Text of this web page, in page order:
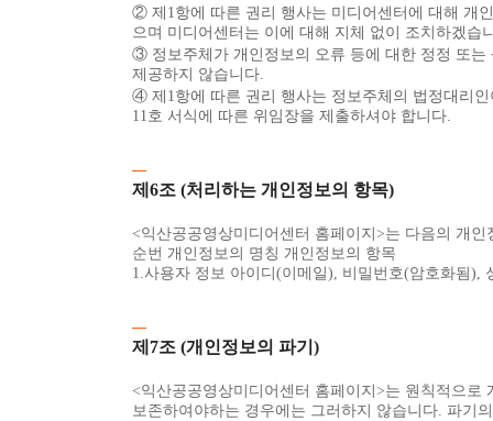
② 제1항에 따른 권리 행사는 미디어센터에 대해 개
으며 미디어센터는 이에 대해 지체 없이 조치하겠습
③ 정보주체가 개인정보의 오류 등에 대한 정정 또는
제공하지 않습니다.
④ 제1항에 따른 권리 행사는 정보주체의 법정대리
11호 서식에 따른 위임장을 제출하셔야 합니다.
제6조 (처리하는 개인정보의 항목)
<익산공공영상미디어센터 홈페이지>는 다음의 개
순번 개인정보의 명칭 개인정보의 항목
1.사용자 정보 아이디(이메일), 비밀번호(암호화됨),
제7조 (개인정보의 파기)
<익산공공영상미디어센터 홈페이지>는 원칙적으
보존하여야하는 경우에는 그러하지 않습니다. 파기